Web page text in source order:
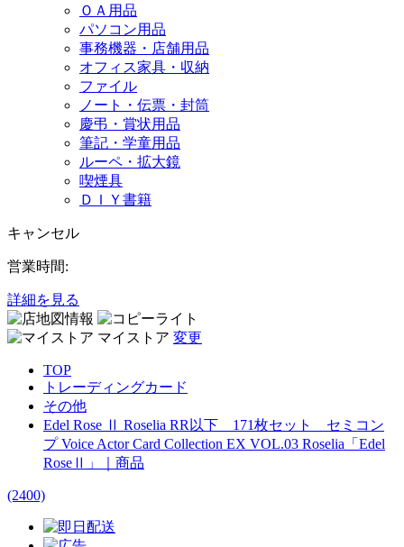
ＯＡ用品
パソコン用品
事務機器・店舗用品
オフィス家具・収納
ファイル
ノート・伝票・封筒
慶弔・賞状用品
筆記・学童用品
ルーペ・拡大鏡
喫煙具
ＤＩＹ書籍
キャンセル
営業時間:
詳細を見る
マイストア 変更
TOP
トレーディングカード
その他
Edel Rose Ⅱ Roselia RR以下 171枚セット セミコン
プ Voice Actor Card Collection EX VOL.03 Roselia「Edel
RoseⅡ」｜商品
(2400)